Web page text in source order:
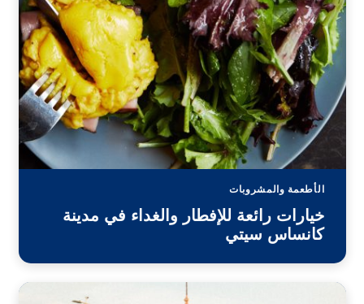
الأطعمة والمشروبات
خيارات رائعة للإفطار والغداء في مدينة
كانساس سيتي